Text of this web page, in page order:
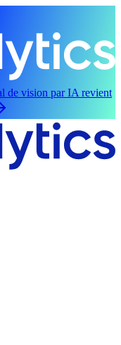
de vision par IA revient